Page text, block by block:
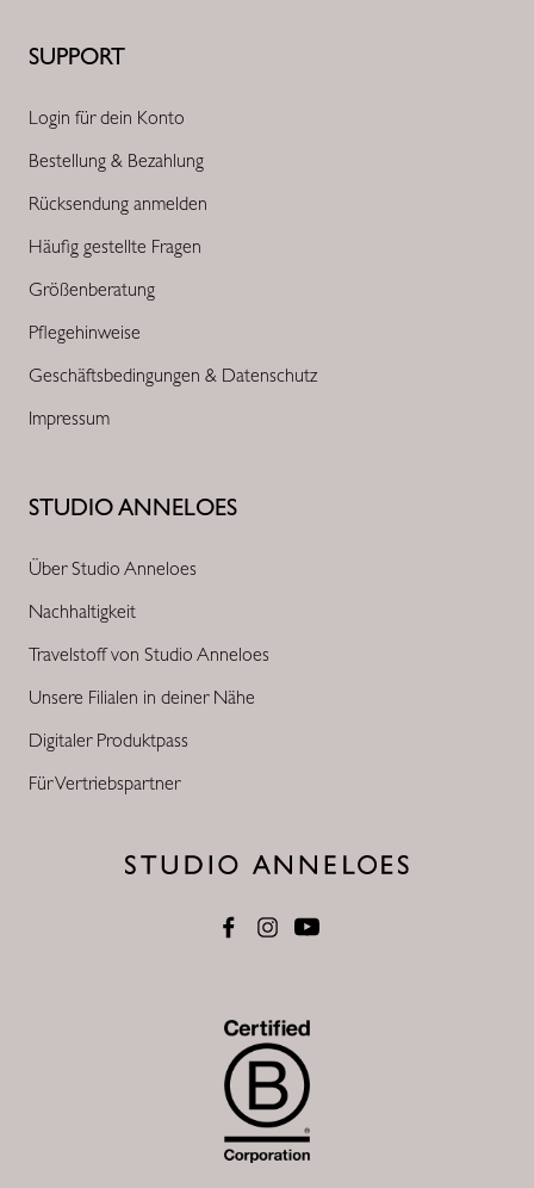
STUDIO ANNELOES
Über Studio Anneloes
Nachhaltigkeit
Travelstoff von Studio Anneloes
Unsere Filialen in deiner Nähe
Digitaler Produktpass
Für Vertriebspartner
SUPPORT
Login für dein Konto
Bestellung & Bezahlung
Rücksendung anmelden
Häufig gestellte Fragen
Größenberatung
Pflegehinweise
Geschäftsbedingungen & Datenschutz
Impressum